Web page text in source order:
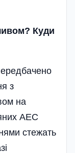
Куди
з
на
АЕС
стежать